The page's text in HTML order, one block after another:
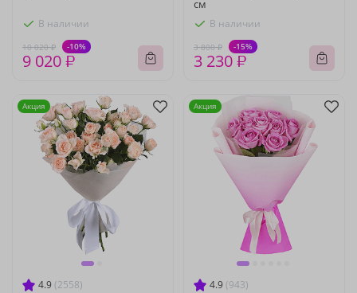
В наличии
10 020 ₽ -10%
9 020 ₽
см
В наличии
3 800 ₽ -15%
3 230 ₽
4.9 (2558)
Акция
4.9 (943)
Акция